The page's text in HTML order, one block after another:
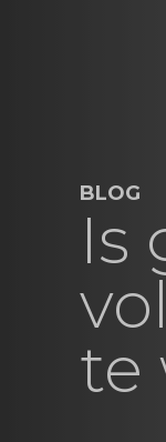
BLOG
Is
te